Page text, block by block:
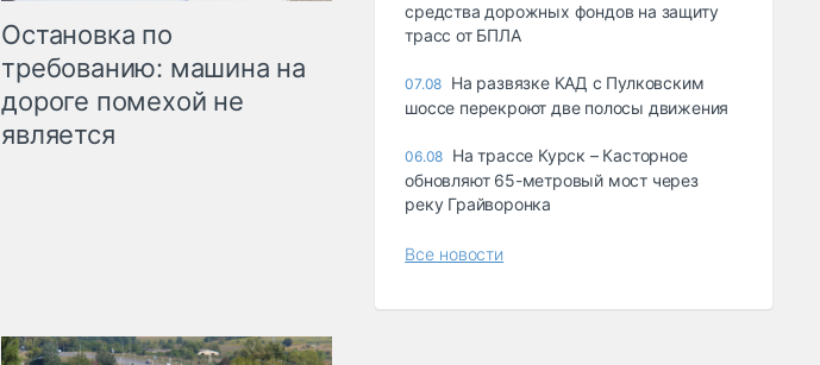
Остановка по
требованию: машина на
дороге помехой не
является
средства дорожных фондов на защиту
трасс от БПЛА
07.08 На развязке КАД с Пулковским
шоссе перекроют две полосы движения
06.08 На трассе Курск – Касторное
обновляют 65-метровый мост через
реку Грайворонка
Все новости